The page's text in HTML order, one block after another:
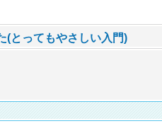
(とってもやさしい入門)